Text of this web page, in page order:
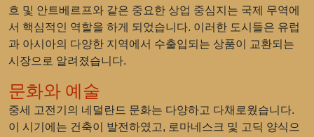
흐 및 안트베르프와 같은 중요한 상업 중심지는 국제 무역에
서 핵심적인 역할을 하게 되었습니다. 이러한 도시들은 유럽
과 아시아의 다양한 지역에서 수출입되는 상품이 교환되는
시장으로 알려졌습니다.
문화와 예술
중세 고전기의 네덜란드 문화는 다양하고 다채로웠습니다.
이 시기에는 건축이 발전하였고, 로마네스크 및 고딕 양식으